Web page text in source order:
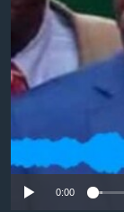
SÉCURITÉ
SCIENCE/
SPORTS
No
0:00